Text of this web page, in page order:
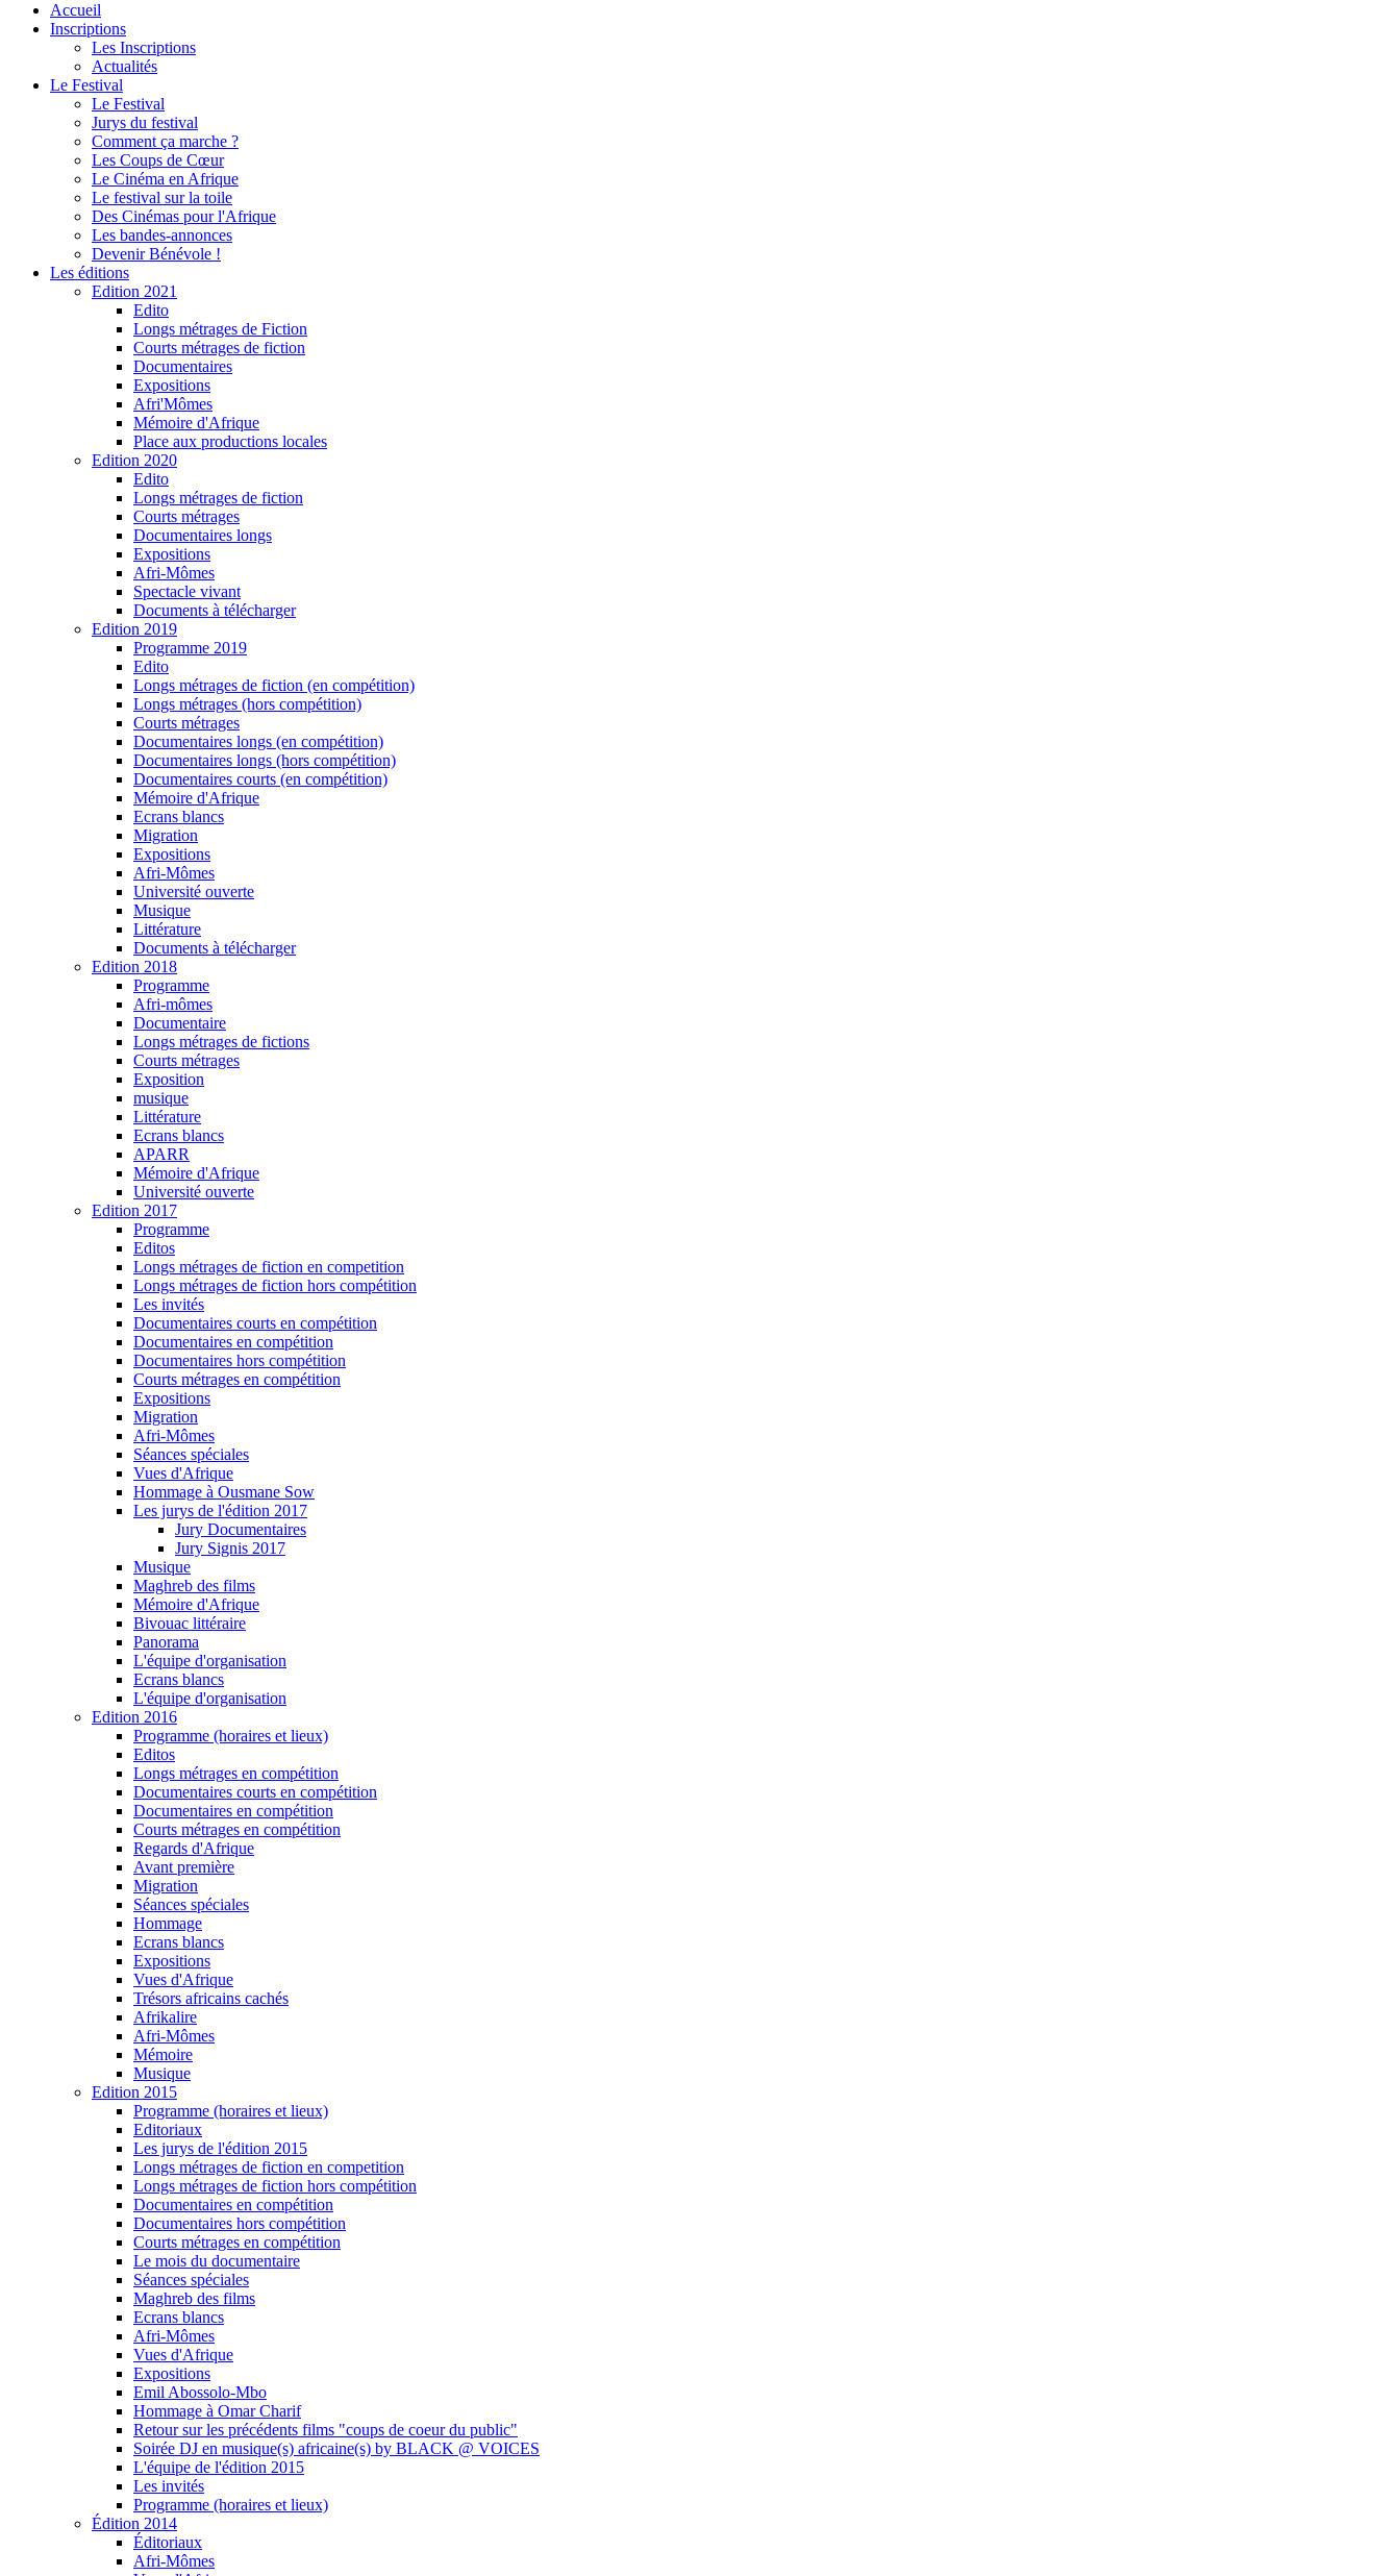
Accueil
Inscriptions
Les Inscriptions
Actualités
Le Festival
Le Festival
Jurys du festival
Comment ça marche ?
Les Coups de Cœur
Le Cinéma en Afrique
Le festival sur la toile
Des Cinémas pour l'Afrique
Les bandes-annonces
Devenir Bénévole !
Les éditions
Edition 2021
Edito
Longs métrages de Fiction
Courts métrages de fiction
Documentaires
Expositions
Afri'Mômes
Mémoire d'Afrique
Place aux productions locales
Edition 2020
Edito
Longs métrages de fiction
Courts métrages
Documentaires longs
Expositions
Afri-Mômes
Spectacle vivant
Documents à télécharger
Edition 2019
Programme 2019
Edito
Longs métrages de fiction (en compétition)
Longs métrages (hors compétition)
Courts métrages
Documentaires longs (en compétition)
Documentaires longs (hors compétition)
Documentaires courts (en compétition)
Mémoire d'Afrique
Ecrans blancs
Migration
Expositions
Afri-Mômes
Université ouverte
Musique
Littérature
Documents à télécharger
Edition 2018
Programme
Afri-mômes
Documentaire
Longs métrages de fictions
Courts métrages
Exposition
musique
Littérature
Ecrans blancs
APARR
Mémoire d'Afrique
Université ouverte
Edition 2017
Programme
Editos
Longs métrages de fiction en competition
Longs métrages de fiction hors compétition
Les invités
Documentaires courts en compétition
Documentaires en compétition
Documentaires hors compétition
Courts métrages en compétition
Expositions
Migration
Afri-Mômes
Séances spéciales
Vues d'Afrique
Hommage à Ousmane Sow
Les jurys de l'édition 2017
Jury Documentaires
Jury Signis 2017
Musique
Maghreb des films
Mémoire d'Afrique
Bivouac littéraire
Panorama
L'équipe d'organisation
Ecrans blancs
L'équipe d'organisation
Edition 2016
Programme (horaires et lieux)
Editos
Longs métrages en compétition
Documentaires courts en compétition
Documentaires en compétition
Courts métrages en compétition
Regards d'Afrique
Avant première
Migration
Séances spéciales
Hommage
Ecrans blancs
Expositions
Vues d'Afrique
Trésors africains cachés
Afrikalire
Afri-Mômes
Mémoire
Musique
Edition 2015
Programme (horaires et lieux)
Editoriaux
Les jurys de l'édition 2015
Longs métrages de fiction en competition
Longs métrages de fiction hors compétition
Documentaires en compétition
Documentaires hors compétition
Courts métrages en compétition
Le mois du documentaire
Séances spéciales
Maghreb des films
Ecrans blancs
Afri-Mômes
Vues d'Afrique
Expositions
Emil Abossolo-Mbo
Hommage à Omar Charif
Retour sur les précédents films "coups de coeur du public"
Soirée DJ en musique(s) africaine(s) by BLACK @ VOICES
L'équipe de l'édition 2015
Les invités
Programme (horaires et lieux)
Édition 2014
Éditoriaux
Afri-Mômes